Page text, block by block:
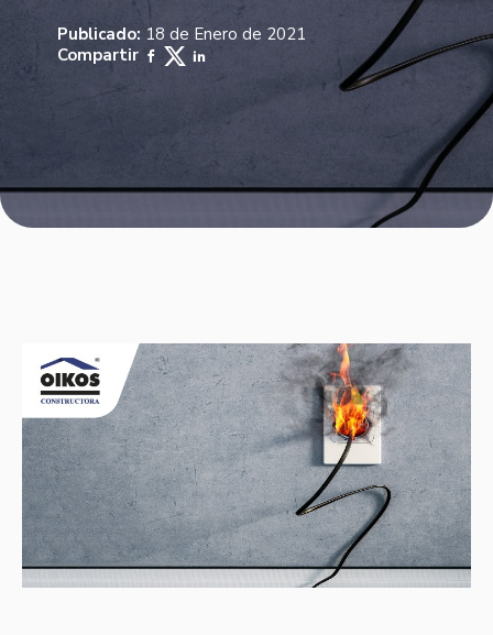
Publicado: 18 de Enero de 2021
Compartir